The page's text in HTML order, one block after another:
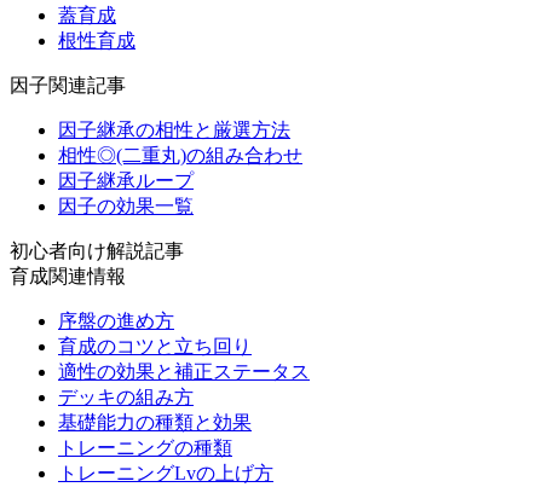
蓋育成
根性育成
因子関連記事
因子継承の相性と厳選方法
相性◎(二重丸)の組み合わせ
因子継承ループ
因子の効果一覧
初心者向け解説記事
育成関連情報
序盤の進め方
育成のコツと立ち回り
適性の効果と補正ステータス
デッキの組み方
基礎能力の種類と効果
トレーニングの種類
トレーニングLvの上げ方